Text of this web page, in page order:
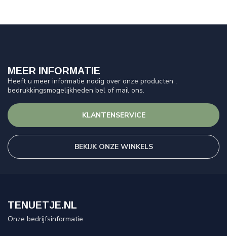
MEER INFORMATIE
Heeft u meer informatie nodig over onze producten ,
bedrukkingsmogelijkheden bel of mail ons.
KLANTENSERVICE
BEKIJK ONZE WINKELS
TENUETJE.NL
Onze bedrijfsinformatie